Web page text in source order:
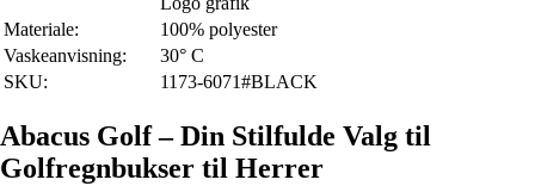
Materiale:
100% polyester
Vaskeanvisning:
30° C
SKU:
1173-6071#BLACK
Abacus Golf – Din Stilfulde Valg til
Golfregnbukser til Herrer